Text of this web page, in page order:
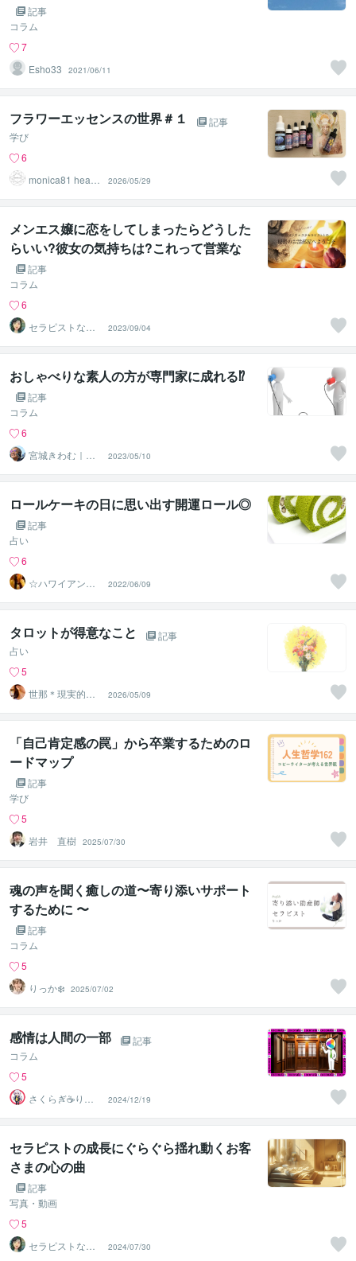
記事
コラム
7
Esho33
2021/06/11
フラワーエッセンスの世界＃１
記事
学び
6
monica81 healin
2026/05/29
メンエス嬢に恋をしてしまったらどうした
らいい?彼女の気持ちは?これって営業な
の?記事
コラム
6
セラピストなな
こ
2023/09/04
おしゃべりな素人の方が専門家に成れる⁉
記事
コラム
6
宮城きわむ｜オ
ンライン三線レ
ッスン
2023/05/10
ロールケーキの日に思い出す開運ロール◎
記事
占い
6
☆ハワイアンス
ピリチュル☆～
ハナイノウエ
2022/06/09
タロットが得意なこと
記事
占い
5
世那＊現実的視
点✨タロットセ
ラピスト
2026/05/09
「自己肯定感の罠」から卒業するためのロ
ードマップ
記事
学び
5
岩井 直樹 2025/07/30
魂の声を聞く癒しの道〜寄り添いサポート
するために 〜
記事
コラム
5
りっか❄️ 2025/07/02
感情は人間の一部
記事
コラム
5
さくらぎ☕りょ
う⛎癒やし電話
相談サロン
2024/12/19
セラピストの成長にぐらぐら揺れ動くお客
さまの心の曲
記事
写真・動画
5
セラピストなな
こ
2024/07/30